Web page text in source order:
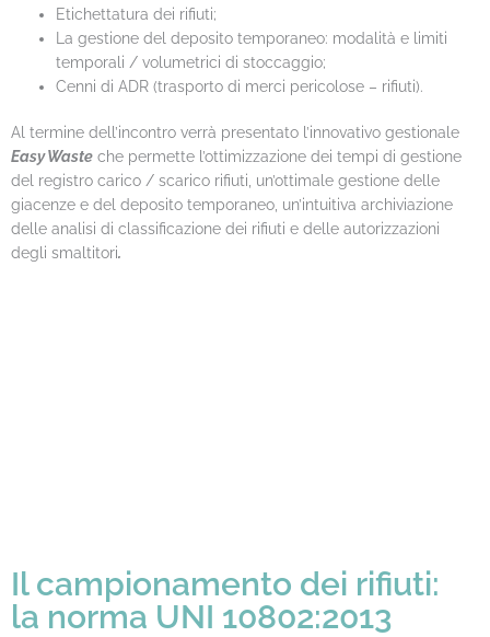
Etichettatura dei rifiuti;
La gestione del deposito temporaneo: modalità e limiti
temporali / volumetrici di stoccaggio;
Cenni di ADR (trasporto di merci pericolose – rifiuti).
Al termine dell’incontro verrà presentato l’innovativo gestionale
Easy Waste che permette l’ottimizzazione dei tempi di gestione
del registro carico / scarico rifiuti, un’ottimale gestione delle
giacenze e del deposito temporaneo, un’intuitiva archiviazione
delle analisi di classificazione dei rifiuti e delle autorizzazioni
degli smaltitori.
Il campionamento dei rifiuti:
la norma UNI 10802:2013